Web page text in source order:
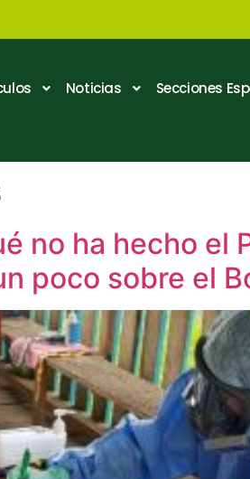
Noticias Secciones
no ha hecho el
poco sobre el